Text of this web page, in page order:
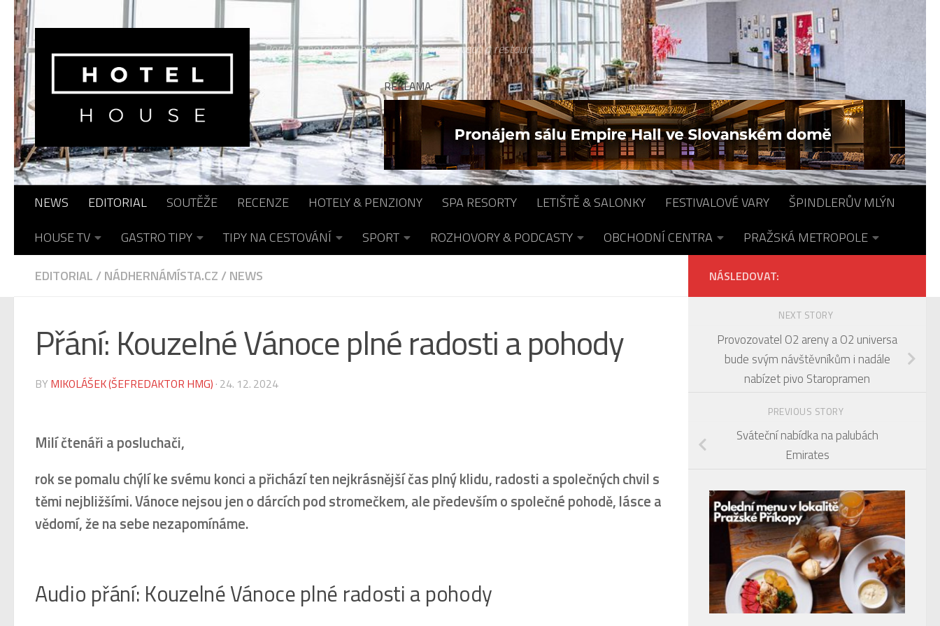
Skip to content
Portál o hotelech, pensionech, spa resortech a restauracích...
REKLAMA:
NEWS EDITORIAL SOUTĚŽE RECENZE HOTELY & PENZIONY SPA RESORTY LETIŠTĚ & SALONKY FESTIVALOVÉ VARY
ŠPINDLERŮV MLÝN
HOUSE TV
GASTRO TIPY TIPY NA CESTOVÁNÍ SPORT ROZHOVORY & PODCASTY OBCHODNÍ CENTRA PRAŽSKÁ METROPOLE
EDITORIAL / NÁDHERNÁMÍSTA.CZ / NEWS
Přání: Kouzelné Vánoce plné radosti a pohody
BY MIKOLÁŠEK (ŠEFREDAKTOR HMG) · 24. 12. 2024
Milí čtenáři a posluchači,
rok se pomalu chýlí ke svému konci a přichází ten nejkrásnější čas plný klidu, radosti a společných chvil s
těmi nejbližšími. Vánoce nejsou jen o dárcích pod stromečkem, ale především o společné pohodě, lásce a
vědomí, že na sebe nezapomínáme.
Audio přání: Kouzelné Vánoce plné radosti a pohody
NÁSLEDOVAT:
NEXT STORY
Provozovatel O2 areny a O2 universa
bude svým návštěvníkům i nadále
nabízet pivo Staropramen
PREVIOUS STORY
Sváteční nabídka na palubách
Emirates